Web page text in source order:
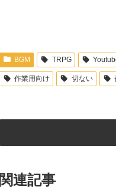
BGM TRPG
作業用向け 切ない
関連記事